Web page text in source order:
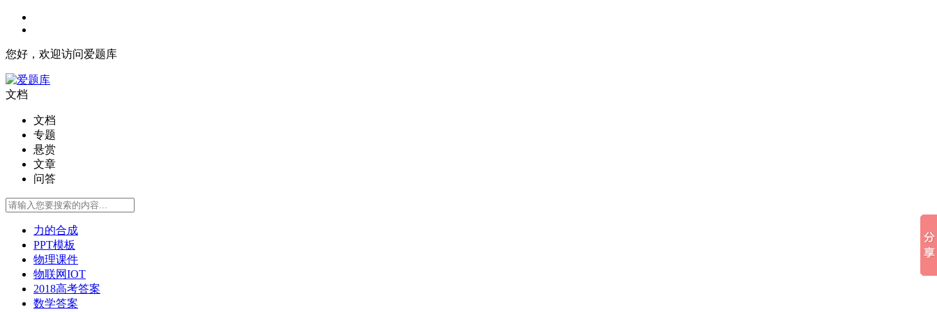
您好，欢迎访问爱题库
文档
文档
专题
悬赏
文章
问答
力的合成
PPT模板
物理课件
物联网IOT
2018高考答案
数学答案